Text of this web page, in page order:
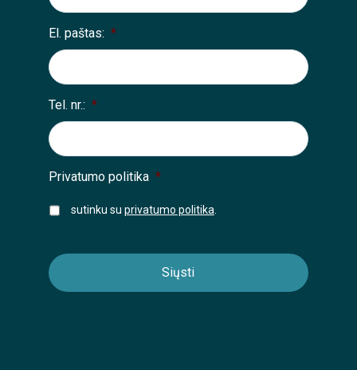
El. paštas: *
Tel. nr.: *
Privatumo politika *
sutinku su privatumo politika